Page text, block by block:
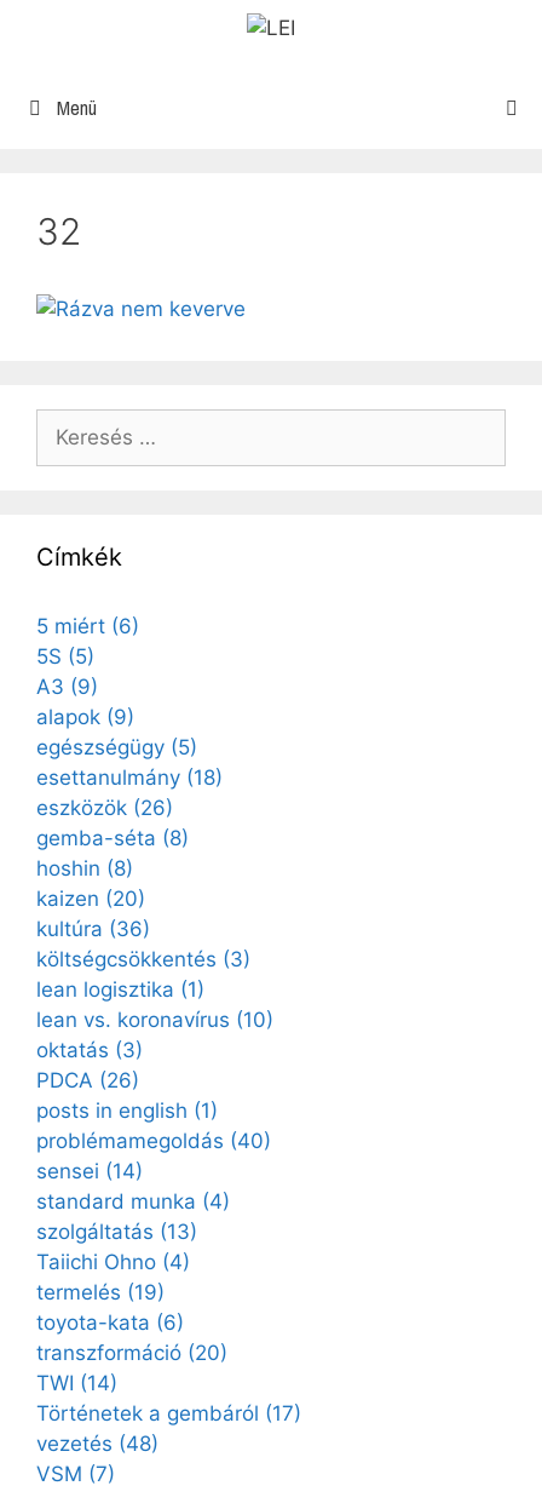
Menü
32
Címkék
5 miért (6)
5S (5)
A3 (9)
alapok (9)
egészségügy (5)
esettanulmány (18)
eszközök (26)
gemba-séta (8)
hoshin (8)
kaizen (20)
kultúra (36)
költségcsökkentés (3)
lean logisztika (1)
lean vs. koronavírus (10)
oktatás (3)
PDCA (26)
posts in english (1)
problémamegoldás (40)
sensei (14)
standard munka (4)
szolgáltatás (13)
Taiichi Ohno (4)
termelés (19)
toyota-kata (6)
transzformáció (20)
TWI (14)
Történetek a gembáról (17)
vezetés (48)
VSM (7)